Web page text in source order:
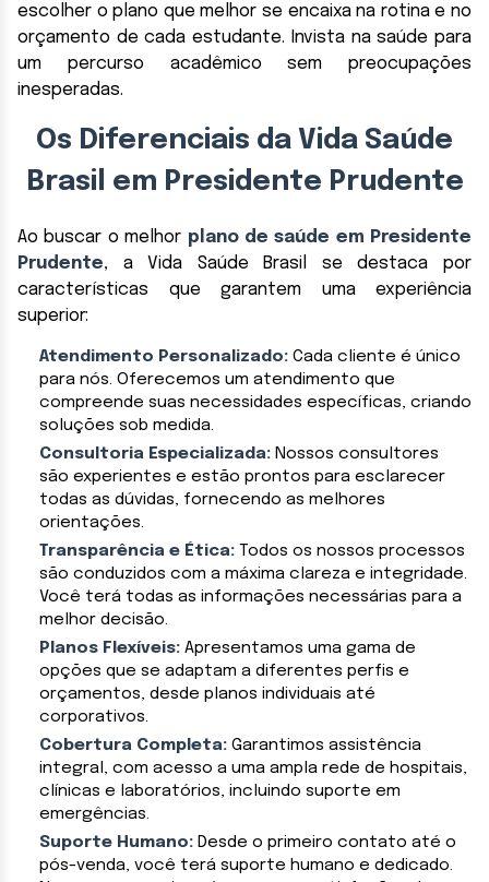
escolher o plano que melhor se encaixa na rotina e no
orçamento de cada estudante. Invista na saúde para
um percurso acadêmico sem preocupações
inesperadas.
Os Diferenciais da Vida Saúde
Brasil em Presidente Prudente
Ao buscar o melhor plano de saúde em Presidente
Prudente, a Vida Saúde Brasil se destaca por
características que garantem uma experiência
superior:
Atendimento Personalizado: Cada cliente é único
para nós. Oferecemos um atendimento que
compreende suas necessidades específicas, criando
soluções sob medida.
Consultoria Especializada: Nossos consultores
são experientes e estão prontos para esclarecer
todas as dúvidas, fornecendo as melhores
orientações.
Transparência e Ética: Todos os nossos processos
são conduzidos com a máxima clareza e integridade.
Você terá todas as informações necessárias para a
melhor decisão.
Planos Flexíveis: Apresentamos uma gama de
opções que se adaptam a diferentes perfis e
orçamentos, desde planos individuais até
corporativos.
Cobertura Completa: Garantimos assistência
integral, com acesso a uma ampla rede de hospitais,
clínicas e laboratórios, incluindo suporte em
emergências.
Suporte Humano: Desde o primeiro contato até o
pós-venda, você terá suporte humano e dedicado.